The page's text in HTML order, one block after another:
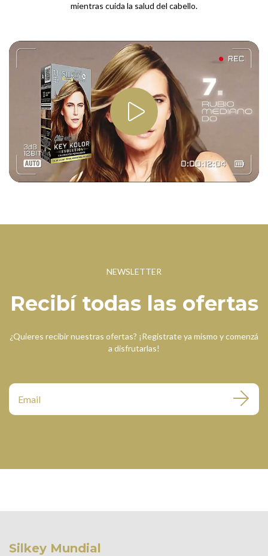
mientras cuida la salud del cabello.
NEWSLETTER
Recibí todas las ofertas
¿Quieres recibir nuestras ofertas? ¡Registrate ya mismo y comenzá
a disfrutarlas!
Silkey Mundial